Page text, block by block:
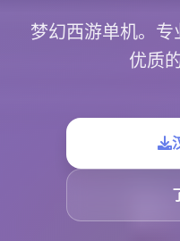
梦幻西游单机。
优质